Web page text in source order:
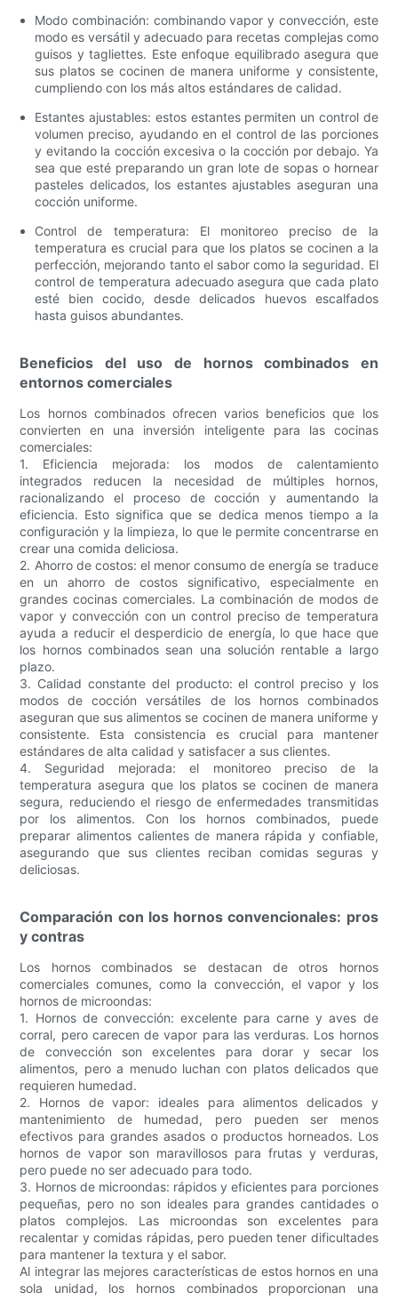
Modo combinación: combinando vapor y convección, este
modo es versátil y adecuado para recetas complejas como
guisos y tagliettes. Este enfoque equilibrado asegura que
sus platos se cocinen de manera uniforme y consistente,
cumpliendo con los más altos estándares de calidad.
Estantes ajustables: estos estantes permiten un control de
volumen preciso, ayudando en el control de las porciones
y evitando la cocción excesiva o la cocción por debajo. Ya
sea que esté preparando un gran lote de sopas o hornear
pasteles delicados, los estantes ajustables aseguran una
cocción uniforme.
Control de temperatura: El monitoreo preciso de la
temperatura es crucial para que los platos se cocinen a la
perfección, mejorando tanto el sabor como la seguridad. El
control de temperatura adecuado asegura que cada plato
esté bien cocido, desde delicados huevos escalfados
hasta guisos abundantes.
Beneficios del uso de hornos combinados en
entornos comerciales
Los hornos combinados ofrecen varios beneficios que los
convierten en una inversión inteligente para las cocinas
comerciales:
1. Eficiencia mejorada: los modos de calentamiento
integrados reducen la necesidad de múltiples hornos,
racionalizando el proceso de cocción y aumentando la
eficiencia. Esto significa que se dedica menos tiempo a la
configuración y la limpieza, lo que le permite concentrarse en
crear una comida deliciosa.
2. Ahorro de costos: el menor consumo de energía se traduce
en un ahorro de costos significativo, especialmente en
grandes cocinas comerciales. La combinación de modos de
vapor y convección con un control preciso de temperatura
ayuda a reducir el desperdicio de energía, lo que hace que
los hornos combinados sean una solución rentable a largo
plazo.
3. Calidad constante del producto: el control preciso y los
modos de cocción versátiles de los hornos combinados
aseguran que sus alimentos se cocinen de manera uniforme y
consistente. Esta consistencia es crucial para mantener
estándares de alta calidad y satisfacer a sus clientes.
4. Seguridad mejorada: el monitoreo preciso de la
temperatura asegura que los platos se cocinen de manera
segura, reduciendo el riesgo de enfermedades transmitidas
por los alimentos. Con los hornos combinados, puede
preparar alimentos calientes de manera rápida y confiable,
asegurando que sus clientes reciban comidas seguras y
deliciosas.
Comparación con los hornos convencionales: pros
y contras
Los hornos combinados se destacan de otros hornos
comerciales comunes, como la convección, el vapor y los
hornos de microondas:
1. Hornos de convección: excelente para carne y aves de
corral, pero carecen de vapor para las verduras. Los hornos
de convección son excelentes para dorar y secar los
alimentos, pero a menudo luchan con platos delicados que
requieren humedad.
2. Hornos de vapor: ideales para alimentos delicados y
mantenimiento de humedad, pero pueden ser menos
efectivos para grandes asados ​​o productos horneados. Los
hornos de vapor son maravillosos para frutas y verduras,
pero puede no ser adecuado para todo.
3. Hornos de microondas: rápidos y eficientes para porciones
pequeñas, pero no son ideales para grandes cantidades o
platos complejos. Las microondas son excelentes para
recalentar y comidas rápidas, pero pueden tener dificultades
para mantener la textura y el sabor.
Al integrar las mejores características de estos hornos en una
sola unidad, los hornos combinados proporcionan una